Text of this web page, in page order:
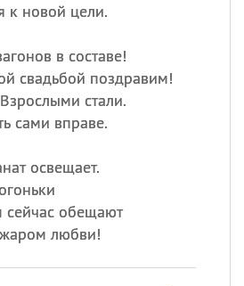
к новой цели.
в составе!
свадьбой поздравим!
стали.
сами вправе.
освещает.
сейчас обещают
любви!